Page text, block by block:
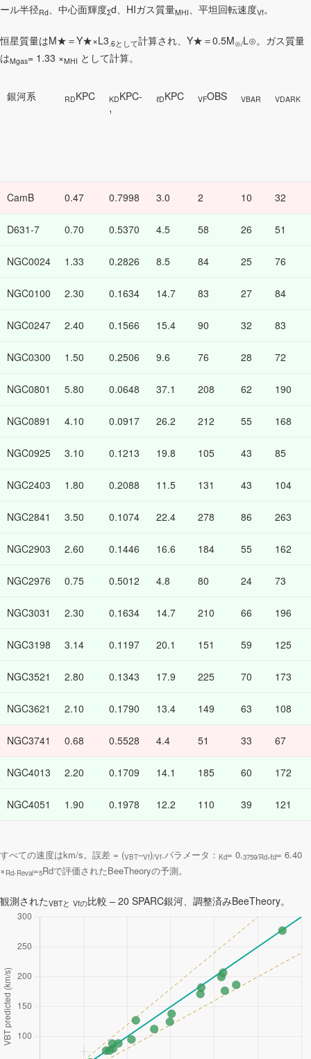
ール半径Rd、中心面輝度Σd、HIガス質量MHI、平坦回転速度Vf。
恒星質量はM★＝Υ★×L3 .6として計算され、Υ★＝0.5M⊙/L⊙。ガス質量
はMgas= 1.33 ×MHI として計算。
銀河系 RDKPC KDKPC-
¹
ℓDKPC VFOBS VBAR VDARK
CamB 0.47 0.7998 3.0 2 10 32
D631-7 0.70 0.5370 4.5 58 26 51
NGC0024 1.33 0.2826 8.5 84 25 76
NGC0100 2.30 0.1634 14.7 83 27 84
NGC0247 2.40 0.1566 15.4 90 32 83
NGC0300 1.50 0.2506 9.6 76 28 72
NGC0801 5.80 0.0648 37.1 208 62 190
NGC0891 4.10 0.0917 26.2 212 55 168
NGC0925 3.10 0.1213 19.8 105 43 85
NGC2403 1.80 0.2088 11.5 131 43 104
NGC2841 3.50 0.1074 22.4 278 86 263
NGC2903 2.60 0.1446 16.6 184 55 162
NGC2976 0.75 0.5012 4.8 80 24 73
NGC3031 2.30 0.1634 14.7 210 66 196
NGC3198 3.14 0.1197 20.1 151 59 125
NGC3521 2.80 0.1343 17.9 225 70 173
NGC3621 2.10 0.1790 13.4 149 63 108
NGC3741 0.68 0.5528 4.4 51 33 67
NGC4013 2.20 0.1709 14.1 185 60 172
NGC4051 1.90 0.1978 12.2 110 39 121
すべての速度はkm/s。誤差 = (VBT–Vf)/Vf.パラメータ： Kd= 0.3759/Rd,ℓd= 6.40
× Rd.Reval=5Rdで評価されたBeeTheoryの予測。
観測されたVBTと Vfの比較 – 20 SPARC銀河、調整済みBeeTheory。